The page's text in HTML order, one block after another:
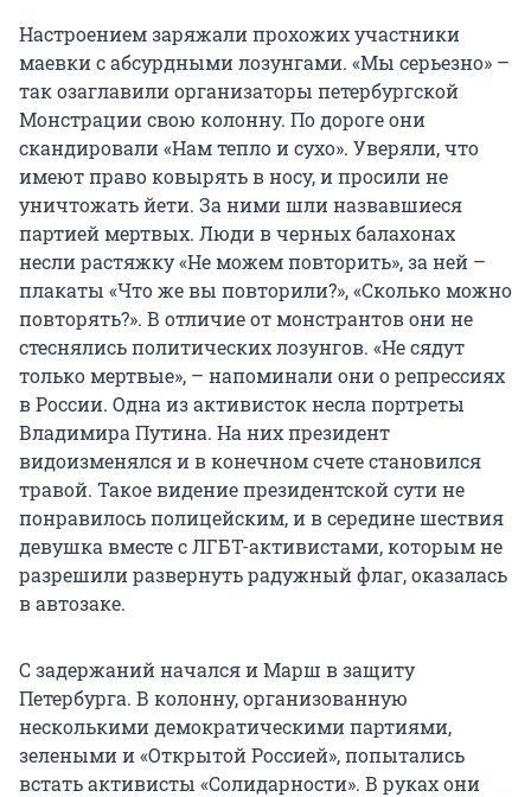
Настроением заряжали прохожих участники
маевки с абсурдными лозунгами. «Мы серьезно» –
так озаглавили организаторы петербургской
Монстрации свою колонну. По дороге они
скандировали «Нам тепло и сухо». Уверяли, что
имеют право ковырять в носу, и просили не
уничтожать йети. За ними шли назвавшиеся
партией мертвых. Люди в черных балахонах
несли растяжку «Не можем повторить», за ней –
плакаты «Что же вы повторили?», «Сколько можно
повторять?». В отличие от монстрантов они не
стеснялись политических лозунгов. «Не сядут
только мертвые», – напоминали они о репрессиях
в России. Одна из активисток несла портреты
Владимира Путина. На них президент
видоизменялся и в конечном счете становился
травой. Такое видение президентской сути не
понравилось полицейским, и в середине шествия
девушка вместе с ЛГБТ-активистами, которым не
разрешили развернуть радужный флаг, оказалась
в автозаке.
С задержаний начался и Марш в защиту
Петербурга. В колонну, организованную
несколькими демократическими партиями,
зелеными и «Открытой Россией», попытались
встать активисты «Солидарности». В руках они